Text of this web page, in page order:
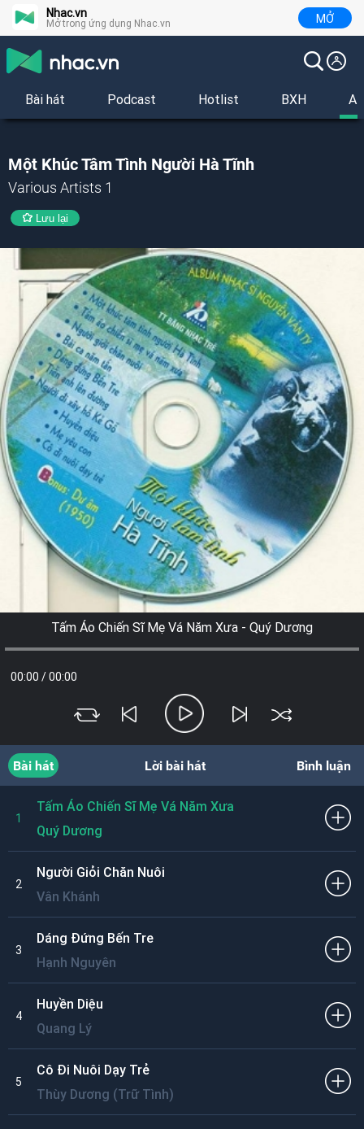
Nhac.vn
Mở trong ứng dụng Nhac.vn MỞ
Bài hát Podcast Hotlist BXH
Một Khúc Tâm Tình Người Hà Tĩnh
Various Artists 1
Lưu lại
Tấm Áo Chiến Sĩ Mẹ Vá Năm Xưa - Quý Dương
00:00 /00:00
Bài hát Lời bài hát Bình luận
1
Tấm Áo Chiến Sĩ Mẹ Vá Năm Xưa
Quý Dương
2
Người Giỏi Chăn Nuôi
Vân Khánh
3
Dáng Đứng Bến Tre
Hạnh Nguyên
4
Huyền Diệu
Quang Lý
5
Cô Đi Nuôi Dạy Trẻ
Thùy Dương (Trữ Tình)